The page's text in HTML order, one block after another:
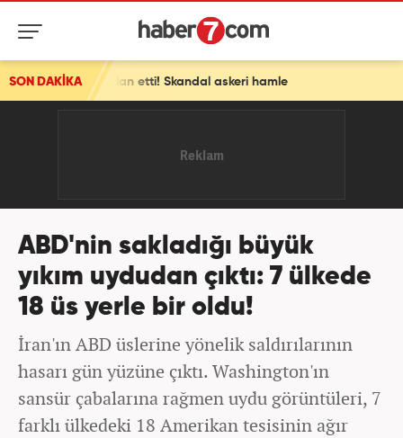
SON DAKİKA
etti! Skandal askeri hamle
ABD'nin sakladığı büyük
yıkım uydudan çıktı: 7 ülkede
18 üs yerle bir oldu!
İran'ın ABD üslerine yönelik saldırılarının
hasarı gün yüzüne çıktı. Washington'ın
sansür çabalarına rağmen uydu görüntüleri, 7
farklı ülkedeki 18 Amerikan tesisinin ağır